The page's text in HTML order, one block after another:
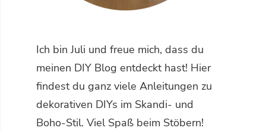
Ich bin Juli und freue mich, dass du
meinen DIY Blog entdeckt hast! Hier
findest du ganz viele Anleitungen zu
dekorativen DIYs im Skandi- und
Boho-Stil. Viel Spaß beim Stöbern!